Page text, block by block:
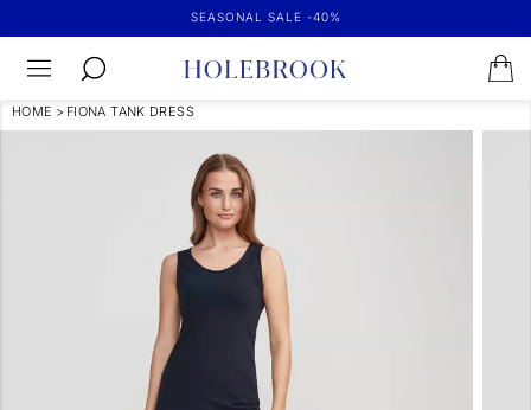
SEASONAL SALE -40%
HOME > FIONA TANK DRESS